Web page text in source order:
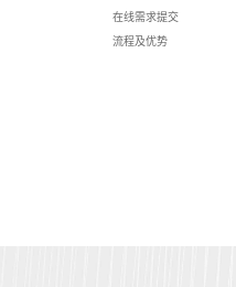
在线需求提交
流程及优势